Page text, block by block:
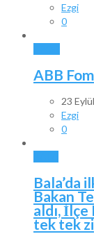
Ezgi
0
ABB
23
Ezgi
0
Bala’da
Bakan
aldı, İlçe
tek tek